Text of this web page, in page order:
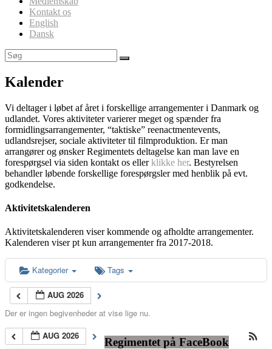
Kontakt os
English
Dansk
Kalender
Vi deltager i løbet af året i forskellige arrangementer i Danmark og
udlandet. Vores aktiviteter varierer meget og spænder fra
formidlingsarrangementer, “taktiske” reenactmentevents,
udlandsrejser, sociale aktiviteter til filmproduktion. Er man
arrangører og ønsker Regimentets deltagelse kan man lave en
forespørgsel via siden kontakt os ellerklikke her. Bestyrelsen
behandler løbende forskellige forespørgsler med henblik på evt.
godkendelse.
Aktivitetskalenderen
Aktivitetskalenderen viser kommende og afholdte arrangementer.
Kalenderen viser pt kun arrangementer fra 2017-2018.
Kategorier Tags
AUG 2026
Der er ingen begivenheder at vise lige nu.
AUG 2026
Regimentet på FaceBook